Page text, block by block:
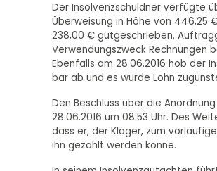
Der Insolvenzschuldner verfügte
Überweisung in Höhe von 446,25
238,00 € gutgeschrieben.
Verwendungszweck Rechnungen
Ebenfalls am 28.06.2016 hob der
bar ab und es wurde Lohn
Den Beschluss über die
28.06.2016 um 08:53 Uhr. Des
dass er, der Kläger, zum
ihn gezahlt werden könne.